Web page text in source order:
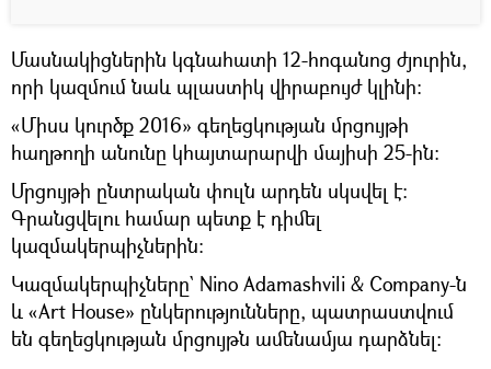
Մասնակիցներին կգնահատի 12-հոգանոց ժյուրին,
որի կազմում նաև պլաստիկ վիրաբույժ կլինի։
«Միսս կուրծք 2016» գեղեցկության մրցույթի
հաղթողի անունը կհայտարարվի մայիսի 25-ին։
Մրցույթի ընտրական փուլն արդեն սկսվել է։
Գրանցվելու համար պետք է դիմել
կազմակերպիչներին։
Կազմակերպիչները` Nino Adamashvili & Company-ն
և «Art House» ընկերությունները, պատրաստվում
են գեղեցկության մրցույթն ամենամյա դարձնել։